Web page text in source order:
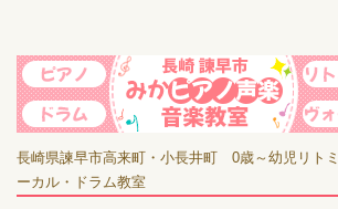
長崎県諫早市高来町・小長井町 0歳～幼児リト
ーカル・ドラム教室